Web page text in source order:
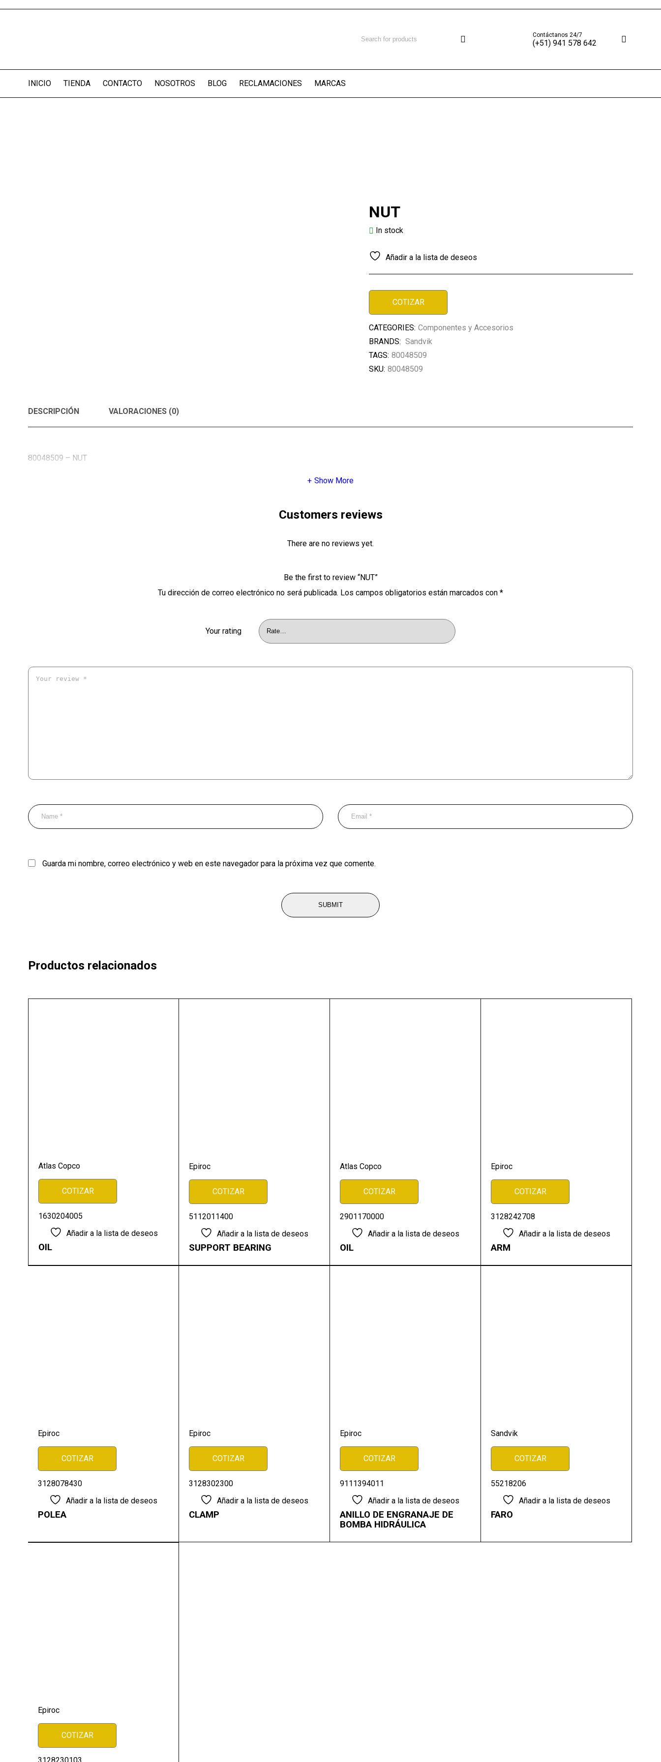
Contáctanos 24/7
(+51) 941 578 642
INICIO TIENDA CONTACTO NOSOTROS BLOG RECLAMACIONES MARCAS
NUT
In stock
Añadir a la lista de deseos
COTIZAR
CATEGORIES: Componentes y Accesorios
BRANDS: Sandvik
TAGS: 80048509
SKU: 80048509
DESCRIPCIÓN VALORACIONES (0)
80048509 – NUT
Show More
Customers reviews
There are no reviews yet.
Be the first to review “NUT”
Tu dirección de correo electrónico no será publicada. Los campos obligatorios están marcados con *
Your rating
Guarda mi nombre, correo electrónico y web en este navegador para la próxima vez que comente.
Productos relacionados
Atlas Copco
COTIZAR
1630204005
Añadir a la lista de deseos
OIL
Epiroc
COTIZAR
5112011400
Añadir a la lista de deseos
SUPPORT BEARING
Atlas Copco
COTIZAR
2901170000
Añadir a la lista de deseos
OIL
Epiroc
COTIZAR
3128242708
Añadir a la lista de deseos
ARM
Epiroc
COTIZAR
3128078430
Añadir a la lista de deseos
POLEA
Epiroc
COTIZAR
3128302300
Añadir a la lista de deseos
CLAMP
Epiroc
COTIZAR
9111394011
Añadir a la lista de deseos
ANILLO DE ENGRANAJE DE
BOMBA HIDRÁULICA
Sandvik
COTIZAR
55218206
Añadir a la lista de deseos
FARO
Epiroc
COTIZAR